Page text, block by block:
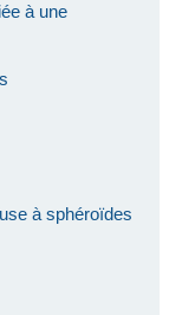
à une
à sphéroïdes